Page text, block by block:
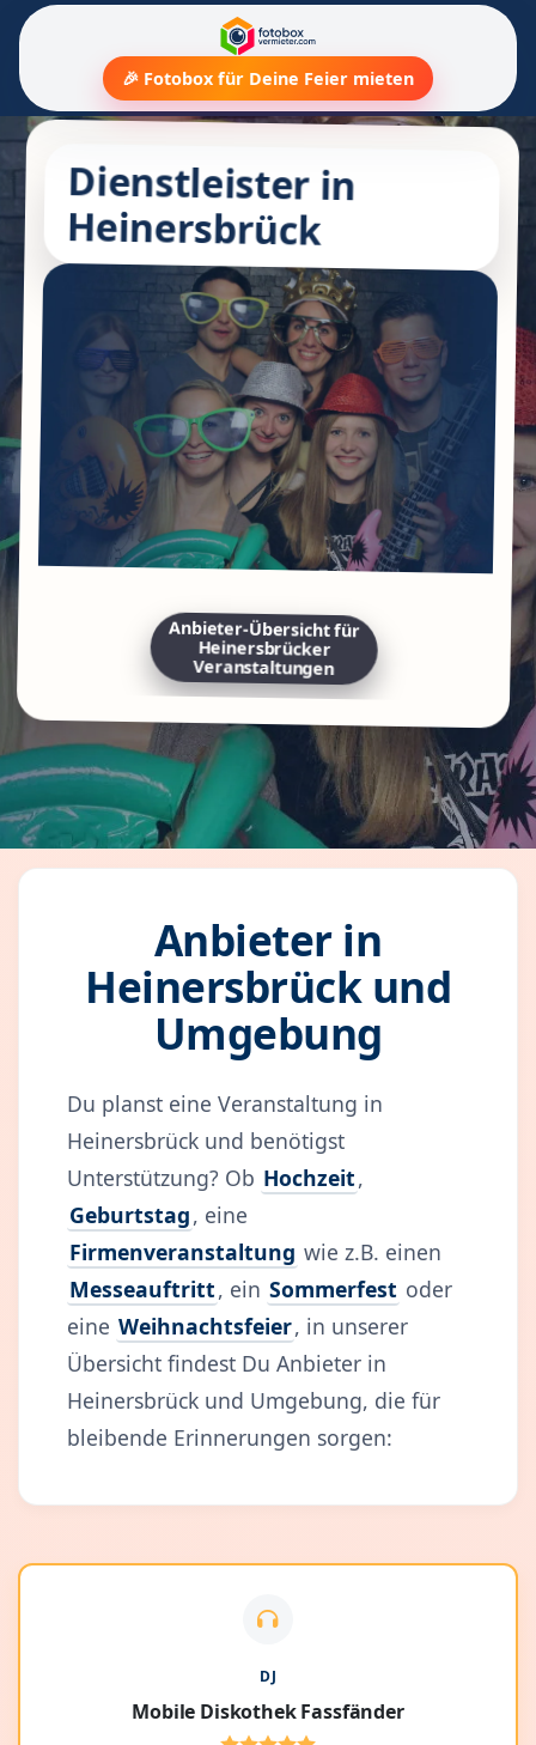
🎉 Fotobox für Deine Feier mieten
Dienstleister in
Heinersbrück
Anbieter-Übersicht für
Heinersbrücker
Veranstaltungen
Anbieter in
Heinersbrück und
Umgebung
Du planst eine Veranstaltung in
Heinersbrück und benötigst
Unterstützung? Ob Hochzeit,
Geburtstag, eine
Firmenveranstaltung wie z.B. einen
Messeauftritt, ein Sommerfest oder
eine Weihnachtsfeier, in unserer
Übersicht findest Du Anbieter in
Heinersbrück und Umgebung, die für
bleibende Erinnerungen sorgen:
DJ
Mobile Diskothek Fassfänder